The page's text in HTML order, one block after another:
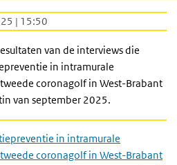
| 15:50
van de interviews die
in intramurale
coronagolf in West-Brabant
van september 2025.
in intramurale
coronagolf in West-Brabant